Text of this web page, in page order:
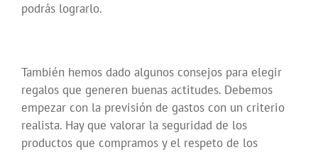
podrás lograrlo.
También hemos dado algunos consejos para elegir
regalos que generen buenas actitudes. Debemos
empezar con la previsión de gastos con un criterio
realista. Hay que valorar la seguridad de los
productos que compramos y el respeto de los